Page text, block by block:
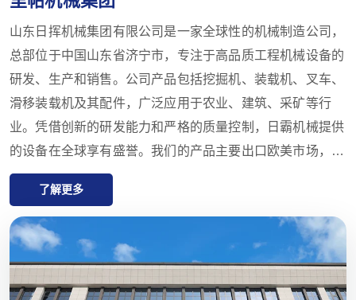
山东日挥机械集团有限公司是一家全球性的机械制造公司，
总部位于中国山东省济宁市，专注于高品质工程机械设备的
研发、生产和销售。公司产品包括挖掘机、装载机、叉车、
滑移装载机及其配件，广泛应用于农业、建筑、采矿等行
业。凭借创新的研发能力和严格的质量控制，日霸机械提供
的设备在全球享有盛誉。我们的产品主要出口欧美市场，并
提供一年的质量保证，致力于满足客户对高性价比、高品质
产品的需求。日霸还在全球拥有多家代理商，提供从售前咨
询到售后支持的一站式服务，确保客户在产品选择、交付和
维护方面获得最佳体验。
了解更多